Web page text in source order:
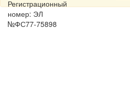
Регистрационный
номер: ЭЛ
№ФС77-75898